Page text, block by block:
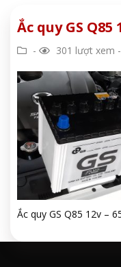
Ắc quy GS
- 301 lượt xem -
Ắc quy GS Q85 12v –